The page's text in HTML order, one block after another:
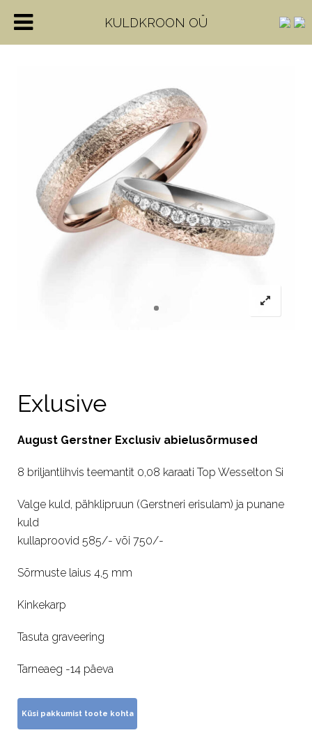
Exlusive
August Gerstner Exclusiv abielusõrmused
8 briljantlihvis teemantit 0,08 karaati Top Wesselton Si
Valge kuld, pähklipruun (Gerstneri erisulam) ja punane
kuld
kullaproovid 585/- või 750/-
Sõrmuste laius 4,5 mm
Kinkekarp
Tasuta graveering
Tarneaeg -14 päeva
KULDKROON OÜ